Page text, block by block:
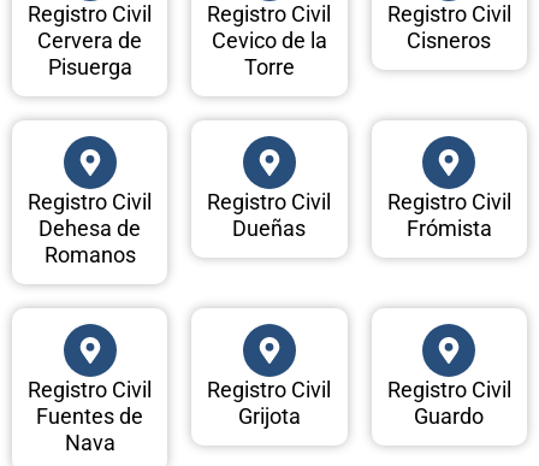
Registro Civil
Cervera de
Pisuerga
Registro Civil
Cevico de la
Torre
Registro Civil
Cisneros
Registro Civil
Dehesa de
Romanos
Registro Civil
Dueñas
Registro Civil
Frómista
Registro Civil
Fuentes de
Nava
Registro Civil
Grijota
Registro Civil
Guardo